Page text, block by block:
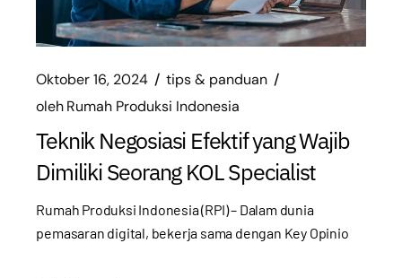
Oktober 16, 2024
tips & panduan
olehRumah Produksi Indonesia
Teknik Negosiasi Efektif yang Wajib
Dimiliki Seorang KOL Specialist
Rumah Produksi Indonesia (RPI) – Dalam dunia
pemasaran digital, bekerja sama dengan Key Opinio